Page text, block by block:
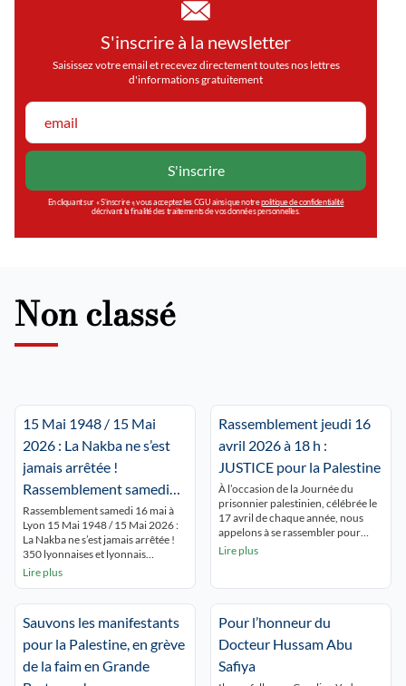
S'inscrire à la newsletter
Saisissez votre email et recevez directement toutes nos lettres
d'informations gratuitement
En cliquant sur « S’inscrire », vous acceptez les CGU ainsi que notrepolitique de confidentialité
décrivant la finalité des traitements de vos données personnelles.
Non classé
15 Mai 1948 / 15 Mai
2026 : La Nakba ne s’est
jamais arrêtée !
Rassemblement samedi
16 mai à Lyon Place de la
République 15 h.
Rassemblement samedi 16 mai à
Lyon 15 Mai 1948 / 15 Mai 2026 :
La Nakba ne s’est jamais arrêtée !
350 lyonnaises et lyonnais
commémorent la NAKBA
avec toi ! ». Les passants du centre
ville découvrent les nombreux
panneaux […]
Lire plus
Rassemblement jeudi 16
avril 2026 à 18 h :
JUSTICE pour la Palestine
À l’occasion de la Journée du
prisonnier palestinien, célébrée le
17 avril de chaque année, nous
appelons à se rassembler pour
rendre hommage à tous les
les barreaux israéliens. Dans la
situation de génocide à Gaza, de
terreur coloniale en Cisjordanie, la
prisonniers palestiniens est […]
Lire plus
Sauvons les manifestants
pour la Palestine, en grève
de la faim en Grande
Pour l’honneur du
Docteur Hussam Abu
Safiya